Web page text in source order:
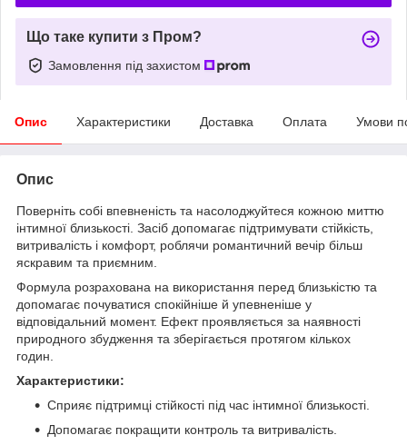
Що таке купити з Пром?
Замовлення під захистом
Опис Характеристики Доставка Оплата Умови
Опис
Поверніть собі впевненість та насолоджуйтеся кожною миттю
інтимної близькості. Засіб допомагає підтримувати стійкість,
витривалість і комфорт, роблячи романтичний вечір більш
яскравим та приємним.
Формула розрахована на використання перед близькістю та
допомагає почуватися спокійніше й упевненіше у
відповідальний момент. Ефект проявляється за наявності
природного збудження та зберігається протягом кількох
годин.
Характеристики:
Сприяє підтримці стійкості під час інтимної близькості.
Допомагає покращити контроль та витривалість.